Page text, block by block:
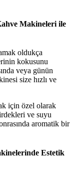
Makineleri ile
oldukça
kokusunu
veya günün
size hızlı ve
için özel olarak
ve suyu
aromatik bir
Estetik